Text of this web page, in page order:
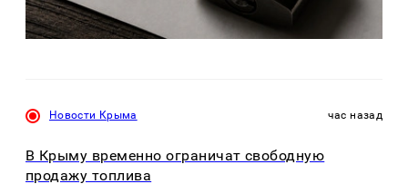
Новости Крыма час назад
В Крыму временно ограничат свободную
продажу топлива